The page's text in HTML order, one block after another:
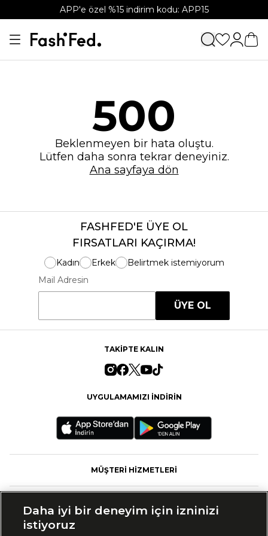
APP'e özel %15 indirim kodu: APP15
500
Beklenmeyen bir hata oluştu.
Lütfen daha sonra tekrar deneyiniz.
Ana sayfaya dön
FASHFED'E ÜYE OL
FIRSATLARI KAÇIRMA!
Kadın Erkek
Belirtmek istemiyorum
Mail Adresin
ÜYE OL
TAKİPTE KALIN
UYGULAMAMIZI İNDİRİN
MÜŞTERİ HİZMETLERİ
Daha iyi bir deneyim için izninizi
istiyoruz